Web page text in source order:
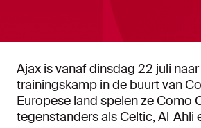
Ajax is vanaf dinsdag 22 juli
trainingskamp in de buurt van
Europese land spelen ze Como
tegenstanders als Celtic, Al-Ahli